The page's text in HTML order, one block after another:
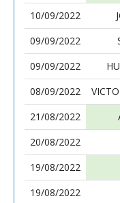
10/09/2022
09/09/2022
09/09/2022
08/09/2022
21/08/2022
20/08/2022
19/08/2022
19/08/2022